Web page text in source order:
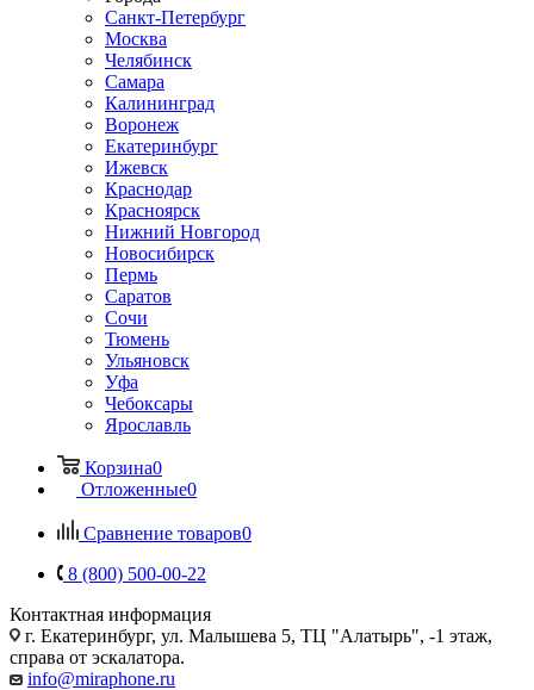
Санкт-Петербург
Москва
Челябинск
Самара
Калининград
Воронеж
Екатеринбург
Ижевск
Краснодар
Красноярск
Нижний Новгород
Новосибирск
Пермь
Саратов
Сочи
Тюмень
Ульяновск
Уфа
Чебоксары
Ярославль
Корзина0
Отложенные0
Сравнение товаров0
8 (800) 500-00-22
Контактная информация
г. Екатеринбург, ул. Малышева 5, ТЦ "Алатырь", -1 этаж,
справа от эскалатора.
info@miraphone.ru